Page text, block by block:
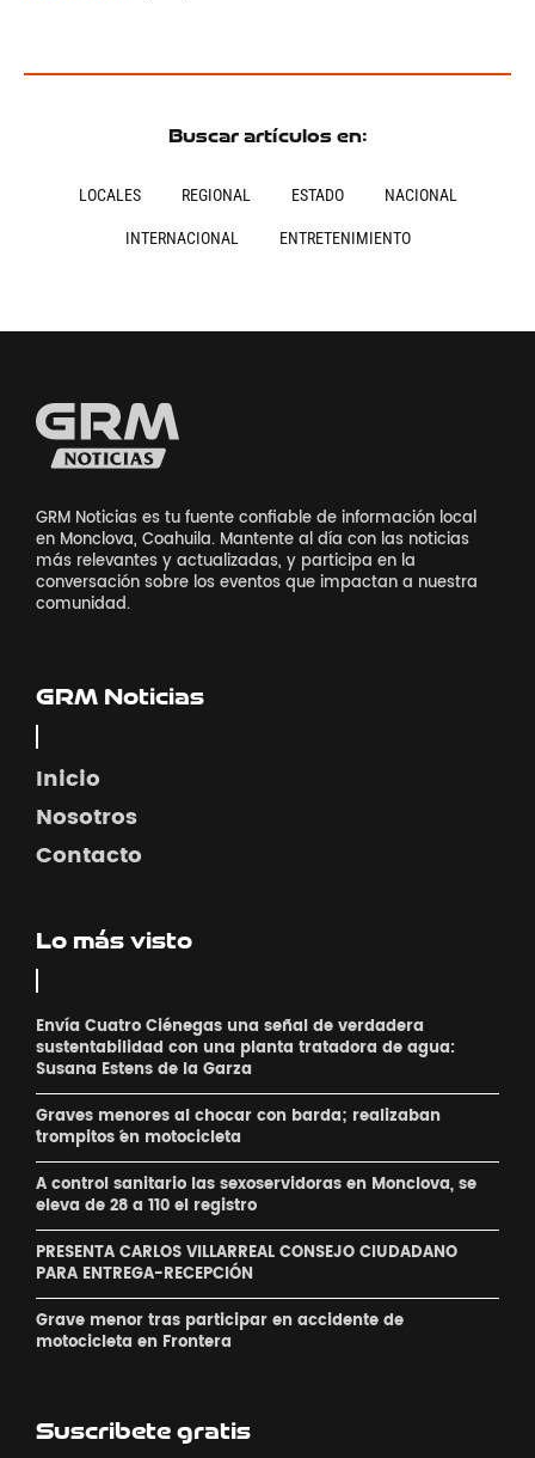
Buscar artículos en:
LOCALES REGIONAL ESTADO NACIONAL
INTERNACIONAL ENTRETENIMIENTO
GRM Noticias es tu fuente confiable de información local
en Monclova, Coahuila. Mantente al día con las noticias
más relevantes y actualizadas, y participa en la
conversación sobre los eventos que impactan a nuestra
comunidad.
GRM Noticias
Inicio
Nosotros
Contacto
Lo más visto
Envía Cuatro Ciénegas una señal de verdadera
sustentabilidad con una planta tratadora de agua:
Susana Estens de la Garza
Graves menores al chocar con barda; realizaban
´trompitos ´en motocicleta
A control sanitario las sexoservidoras en Monclova, se
eleva de 28 a 110 el registro
PRESENTA CARLOS VILLARREAL CONSEJO CIUDADANO
PARA ENTREGA-RECEPCIÓN
Grave menor tras participar en accidente de
motocicleta en Frontera
Suscribete gratis